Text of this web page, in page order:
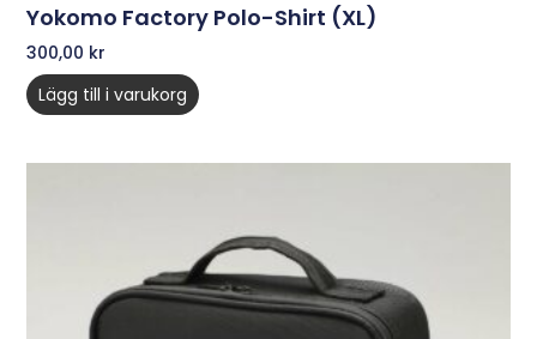
Yokomo Factory Polo-Shirt (XL)
300,00 kr
Lägg till i varukorg